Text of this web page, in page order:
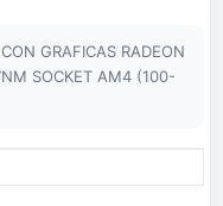
GRAFICAS RADEON
SOCKET AM4 (100-